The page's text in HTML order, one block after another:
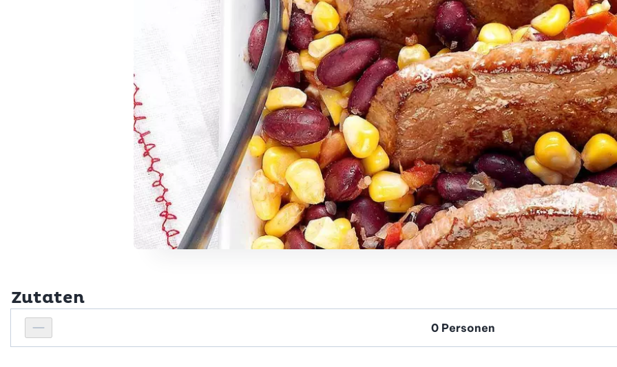
Zutaten
Personenanzahl verringern
Personenanzahl